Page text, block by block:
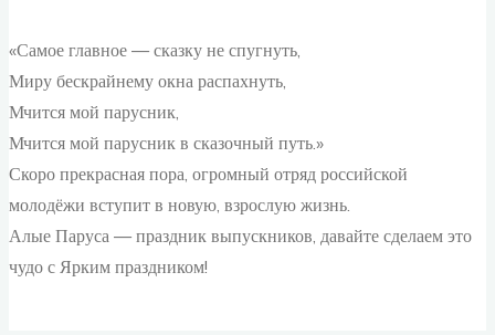
«Самое главное — сказку не спугнуть,
Миру бескрайнему окна распахнуть,
Мчится мой парусник,
Мчится мой парусник в сказочный путь.»
Скоро прекрасная пора, огромный отряд российской
молодёжи вступит в новую, взрослую жизнь.
Алые Паруса — праздник выпускников, давайте сделаем это
чудо с Ярким праздником!